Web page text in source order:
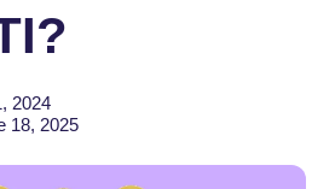
2024
18, 2025